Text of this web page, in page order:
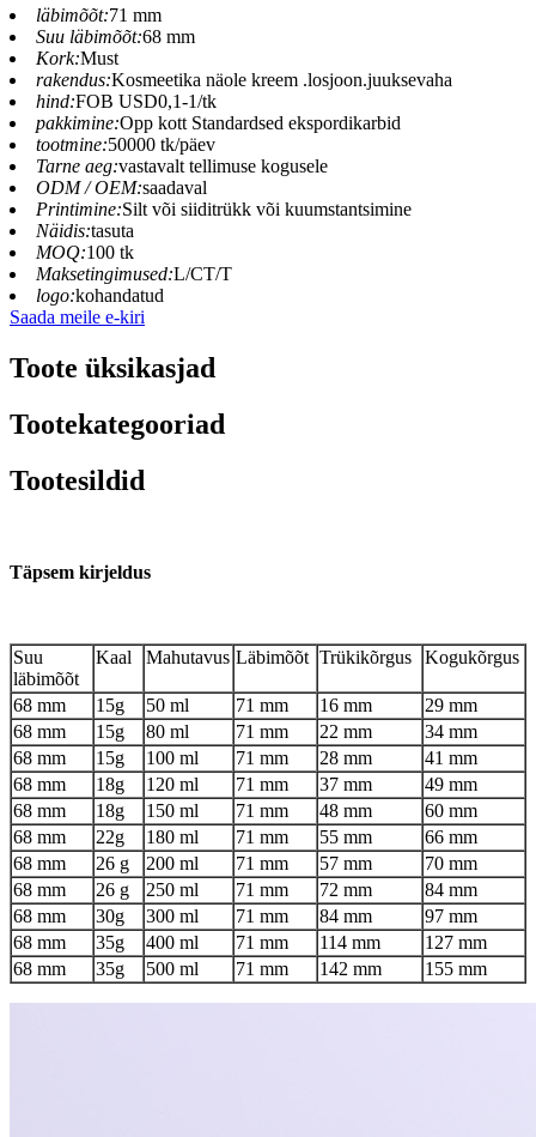
läbimõõt:71 mm
Suu läbimõõt:68 mm
Kork:Must
rakendus:Kosmeetika näole kreem .losjoon.juuksevaha
hind:FOB USD0,1-1/tk
pakkimine:Opp kott Standardsed ekspordikarbid
tootmine:50000 tk/päev
Tarne aeg:vastavalt tellimuse kogusele
ODM / OEM:saadaval
Printimine:Silt või siiditrükk või kuumstantsimine
Näidis:tasuta
MOQ:100 tk
Maksetingimused:L/CT/T
logo:kohandatud
Saada meile e-kiri
Toote üksikasjad
Tootekategooriad
Tootesildid
Täpsem kirjeldus
Suu
läbimõõt
Kaal Mahutavus Läbimõõt Trükikõrgus Kogukõrgus
68 mm 15g 50 ml 71 mm 16 mm
29 mm
68 mm
15g 80 ml 71 mm 22 mm
34 mm
68 mm
15g 100 ml 71 mm 28 mm
41 mm
68 mm
18g 120 ml 71 mm 37 mm
49 mm
68 mm
18g 150 ml 71 mm 48 mm
60 mm
68 mm
22g 180 ml 71 mm 55 mm
66 mm
68 mm
26 g 200 ml 71 mm 57 mm
70 mm
68 mm
26 g 250 ml 71 mm 72 mm
84 mm
68 mm
30g 300 ml 71 mm 84 mm
97 mm
68 mm
35g 400 ml 71 mm 114 mm
127 mm
68 mm
35g 500 ml 71 mm 142 mm 155 mm